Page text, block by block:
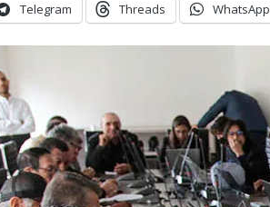
Telegram Threads WhatsApp